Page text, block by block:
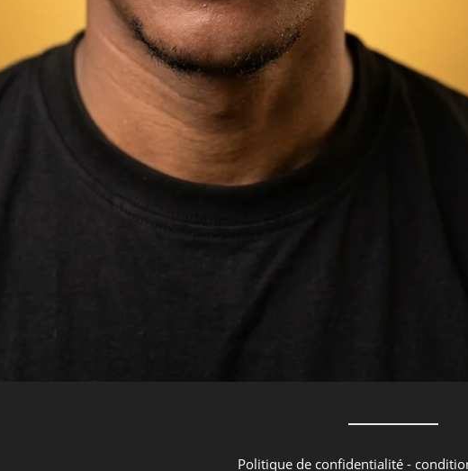
Politique de confidentialité -